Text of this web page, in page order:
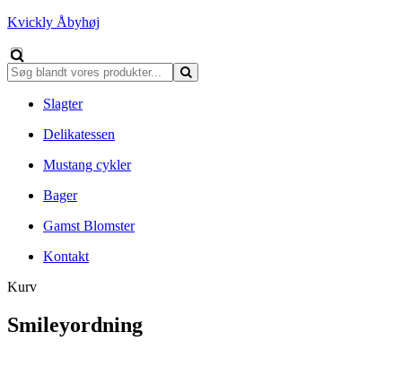
Kvickly Åbyhøj
Slagter
Delikatessen
Mustang cykler
Bager
Gamst Blomster
Kontakt
Kurv
Smileyordning